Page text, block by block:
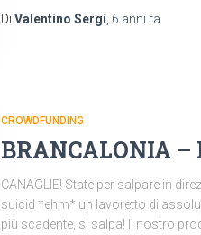
Di Valentino Sergi 6 anni fa
CROWDFUNDING
BRANCALONIA
CANAGLIE! State per salpare in
suicid *ehm* un lavoretto di
più scadente, si salpa! Il nostro